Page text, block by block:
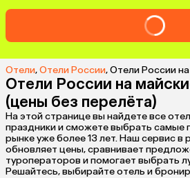
Отели,Отели России,Отели России на майские
Отели России на
(цены без перелёта)
На этой странице вы найдете все
праздники и сможете выбрать
рынке уже более 13 лет. Наш сервис в
обновляет цены, сравнивает
туроператоров и помогает выбрать
Решайтесь, выбирайте отель и